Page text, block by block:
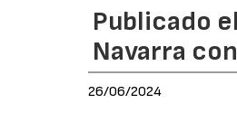
Publicado
Navarra
26/06/2024